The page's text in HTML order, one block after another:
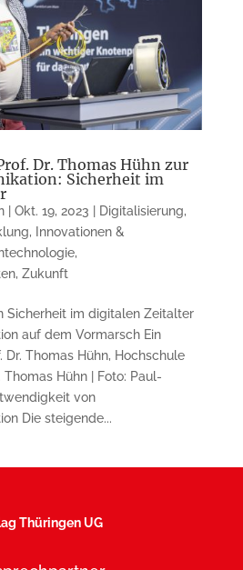
Dr. Thomas Hühn zur
Sicherheit im
| Okt. 19, 2023 Digitalisierung,
,
Innovationen &
,
, Zukunft
Sicherheit im digitalen Zeitalter
auf dem Vormarsch Ein
Dr. Thomas Hühn, Hochschule
Thomas Hühn | Foto: Paul-
von
Die steigende...
Thüringen UG